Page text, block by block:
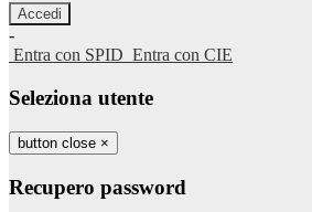
-
Entra con SPID Entra con CIE
Seleziona utente
button close ×
Recupero password